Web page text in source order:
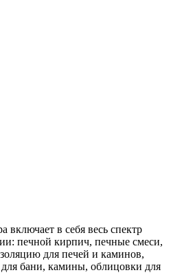
включает в себя весь спектр
печной кирпич, печные смеси,
для печей и каминов,
бани, камины, облицовки для